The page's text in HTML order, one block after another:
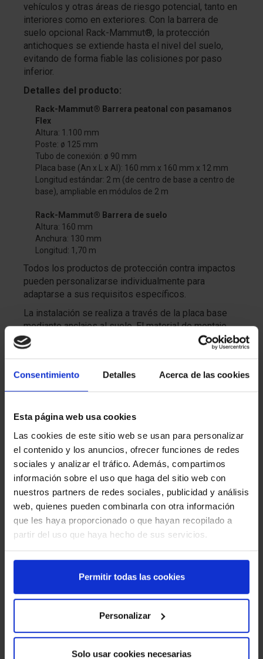
Consentimiento Detalles Acerca de las cookies
Esta página web usa cookies
Las cookies de este sitio web se usan para personalizar
el contenido y los anuncios, ofrecer funciones de redes
sociales y analizar el tráfico. Además, compartimos
información sobre el uso que haga del sitio web con
nuestros partners de redes sociales, publicidad y análisis
web, quienes pueden combinarla con otra información
que les haya proporcionado o que hayan recopilado a
partir del uso que haya hecho de sus servicios.
Permitir todas las cookies
Personalizar
Solo usar cookies necesarias
vehículos y otras áreas de riesgo potencial, tanto en
interiores como en exteriores. Con la barrera de
suelo opcional Rack-Mammut®, la protección
antichoques se extiende hasta el nivel del suelo,
evitando de forma fiable las colisiones por paso
inferior.
Detalles del producto:
Rack-Mammut® Barrera peatonal con pasamanos
Flex
Altura: 1.100 mm
Poste: ø 125 mm
Tubo de conexión: ø 90 mm
Placa base (An x L x Al): 160 mm x 160 mm x 12 mm
Longitud estándar: 2 m (de centro de base a centro de
base), ampliable en módulos de 2 m
Rack-Mammut® Barrera de suelo
Altura: 160 mm
Anchura: 130 mm
Longitud: 1,70 m
Todos los productos de protección contra impactos
pueden personalizarse individualmente para
adaptarse a sus requisitos específicos.
La instalación se realiza a través de la placa base
mediante anclajes al suelo. El material de montaje
está incluido en el envío.
Probado y certificado por TÜV y PAS 13.
SOLICITAR PRESUPUESTO O INFORMACIÓN SOBRE ESTE
*Campos obligatorios